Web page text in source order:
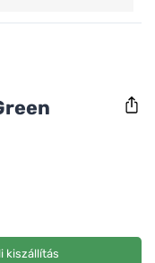
kiszállítás